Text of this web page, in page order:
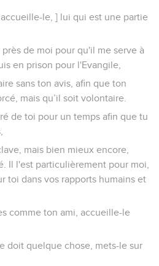
le, ] lui qui est une partie
de moi pour qu'il me serve à
en prison pour l'Evangile,
sans ton avis, afin que ton
mais qu’il soit volontaire.
de toi pour un temps afin que tu
mais bien mieux encore,
Il l'est particulièrement pour moi,
toi dans vos rapports humains et
comme ton ami, accueille-le
doit quelque chose, mets-le sur